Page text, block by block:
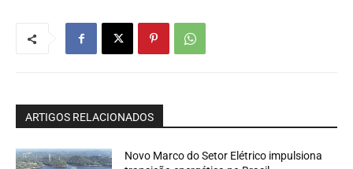
ARTIGOS RELACIONADOS
Novo Marco do Setor Elétrico impulsiona